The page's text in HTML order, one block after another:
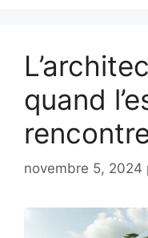
quand
novembre 5, 2024